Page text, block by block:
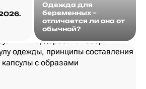
Одежда для
беременных –
отличается ли она от
обычной?